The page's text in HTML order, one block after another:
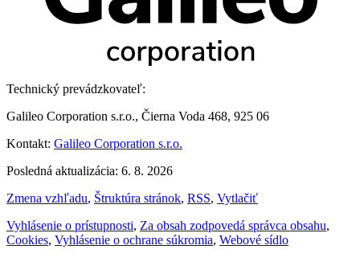
Technický prevádzkovateľ:
Galileo Corporation s.r.o., Čierna Voda 468, 925 06
Kontakt: Galileo Corporation s.r.o.
Posledná aktualizácia: 6. 8. 2026
Zmena vzhľadu, Štruktúra stránok, RSS, Vytlačiť
Vyhlásenie o prístupnosti, Za obsah zodpovedá správca obsahu,
Cookies, Vyhlásenie o ochrane súkromia, Webové sídlo